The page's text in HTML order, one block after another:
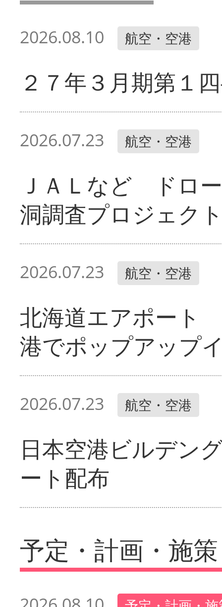
2026.08.10 航空・空港
２７年３月期第１
2026.07.23 航空・空港
ＪＡＬなど ドロ
洞調査プロジェク
2026.07.23 航空・空港
北海道エアポート
港でポップアップ
2026.07.23 航空・空港
日本空港ビルデン
ート配布
予定・計画・施策